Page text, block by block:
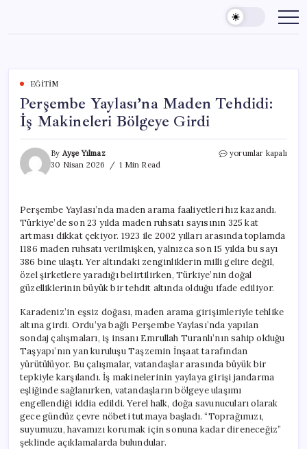
content
EĞITIM
Perşembe Yaylası’na Maden Tehdidi:
İş Makineleri Bölgeye Girdi
By Ayşe Yılmaz
30 Nisan 2026
1 Min Read
Perşembe
Makineleri
Bölgeye
Girdi
için
yorumlar kapalı
Perşembe Yaylası’nda maden arama faaliyetleri hız kazandı.
Türkiye’de son 23 yılda maden ruhsatı sayısının 325 kat
artması dikkat çekiyor. 1923 ile 2002 yılları arasında toplamda
1186 maden ruhsatı verilmişken, yalnızca son 15 yılda bu sayı
386 bine ulaştı. Yer altındaki zenginliklerin milli gelire değil,
özel şirketlere yaradığı belirtilirken, Türkiye’nin doğal
güzelliklerinin büyük bir tehdit altında olduğu ifade ediliyor.
Karadeniz’in eşsiz doğası, maden arama girişimleriyle tehlike
altına girdi. Ordu’ya bağlı Perşembe Yaylası’nda yapılan
sondaj çalışmaları, iş insanı Emrullah Turanlı’nın sahip olduğu
Taşyapı’nın yan kuruluşu Taşzemin İnşaat tarafından
yürütülüyor. Bu çalışmalar, vatandaşlar arasında büyük bir
tepkiyle karşılandı. İş makinelerinin yaylaya girişi jandarma
eşliğinde sağlanırken, vatandaşların bölgeye ulaşımı
engellendiği iddia edildi. Yerel halk, doğa savunucuları olarak
gece gündüz çevre nöbeti tutmaya başladı. “Toprağımızı,
suyumuzu, havamızı korumak için sonuna kadar direneceğiz”
şeklinde açıklamalarda bulundular.